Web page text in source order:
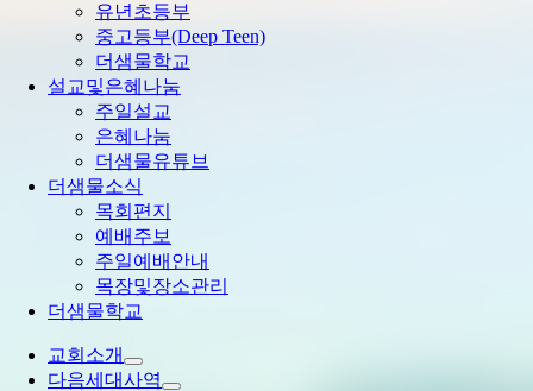
유년초등부
중고등부(Deep Teen)
더샘물학교
설교및은혜나눔
주일설교
은혜나눔
더샘물유튜브
더샘물소식
목회편지
예배주보
주일예배안내
목장및장소관리
더샘물학교
교회소개
다음세대사역